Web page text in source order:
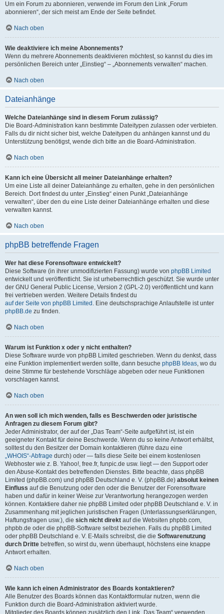
Um ein Forum zu abonnieren, verwende im Forum den Link „Forum
abonnieren“, der sich meist am Ende der Seite befindet.
Nach oben
Wie deaktiviere ich meine Abonnements?
Wenn du mehrere Abonnements deaktivieren möchtest, so kannst du dies im
persönlichen Bereich unter „Einstieg“ – „Abonnements verwalten“ machen.
Nach oben
Dateianhänge
Welche Dateianhänge sind in diesem Forum zulässig?
Die Board-Administration kann bestimmte Dateitypen zulassen oder verbieten.
Falls du dir nicht sicher bist, welche Dateitypen du anhängen kannst und du
Unterstützung benötigst, wende dich bitte an die Board-Administration.
Nach oben
Kann ich eine Übersicht all meiner Dateianhänge erhalten?
Um eine Liste all deiner Dateianhänge zu erhalten, gehe in den persönlichen
Bereich. Dort findest du unter „Einstieg“ einen Punkt „Dateianhänge
verwalten“, über den du eine Liste deiner Dateianhänge erhalten und diese
verwalten kannst.
Nach oben
phpBB betreffende Fragen
Wer hat diese Forensoftware entwickelt?
Diese Software (in ihrer unmodifizierten Fassung) wurde von phpBB Limited
entwickelt und veröffentlicht. Sie ist urheberrechtlich geschützt. Sie wurde unter
der GNU General Public License, Version 2 (GPL-2.0) veröffentlicht und kann
frei vertrieben werden. Weitere Details findest du
auf der Seite von phpBB Limited . Eine deutschsprachige Anlaufstelle ist unter
phpBB.de zu finden.
Nach oben
Warum ist Funktion x oder y nicht enthalten?
Diese Software wurde von phpBB Limited geschrieben. Wenn du denkst, dass
eine Funktion implementiert werden sollte, dann besuche phpBB Ideas, wo du
deine Stimme für bestehende Vorschläge abgeben oder neue Funktionen
vorschlagen kannst.
Nach oben
An wen soll ich mich wenden, falls es Beschwerden oder juristische
Anfragen zu diesem Forum gibt?
Jeder Administrator, der auf der „Das Team“-Seite aufgeführt ist, ist ein
geeigneter Kontakt für deine Beschwerde. Wenn du so keine Antwort erhältst,
solltest du den Besitzer der Domain kontaktieren (führe dazu eine
„WHOIS“-Abfrage durch) oder — falls diese Seite bei einem kostenlosen
Webhoster wie z. B. Yahoo!, free.fr, funpic.de usw. liegt — den Support oder
den Abuse-Kontakt des betreffenden Dienstes. Bitte beachte, dass phpBB
Limited (phpBB.com) und phpBB Deutschland e. V. (phpBB.de) absolut keinen
Einfluss auf die Benutzung oder den oder die Benutzer der Forensoftware
haben und dafür in keiner Weise zur Verantwortung herangezogen werden
können. Kontaktiere daher nie phpBB Limited oder phpBB Deutschland e. V. in
Zusammenhang mit jeglichen juristischen Fragen (Unterlassungserklärungen,
Haftungsfragen usw.), die sich nicht direkt auf die Websiten phpbb.com,
phpbb.de oder die phpBB-Software selbst beziehen. Falls du phpBB Limited
oder phpBB Deutschland e. V. E-Mails schreibst, die die Softwarenutzung
durch Dritte betreffen, so wirst du, wenn überhaupt, höchstens eine knappe
Antwort erhalten.
Nach oben
Wie kann ich einen Administrator des Boards kontaktieren?
Alle Benutzer des Boards können das Kontaktformular nutzen, wenn die
Funktion durch die Board-Administration aktiviert wurde.
Mitglieder des Boards können zusätzlich den Link „Das Team“ verwenden.